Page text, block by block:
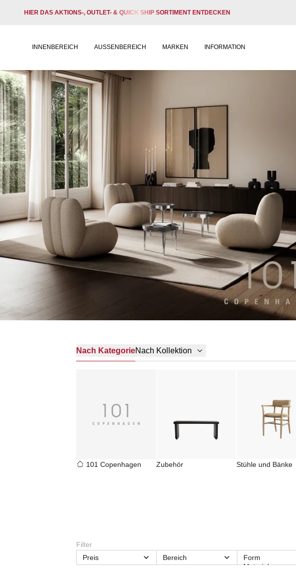
HIER DAS AKTIONS-, OUTLET- & QUICK SHIP SORTIMENT ENTDECKEN
INNENBEREICH AUSSENBEREICH MARKEN INFORMATION
Nach KategorieNach Kollektion
101 Copenhagen Zubehör Stühle und Bänke
Filter
Preis
Bereich Form
Material